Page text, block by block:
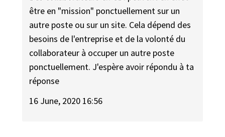
être en "mission" ponctuellement sur un
autre poste ou sur un site. Cela dépend des
besoins de l'entreprise et de la volonté du
collaborateur à occuper un autre poste
ponctuellement. J'espère avoir répondu à ta
réponse
16 June, 2020 16:56